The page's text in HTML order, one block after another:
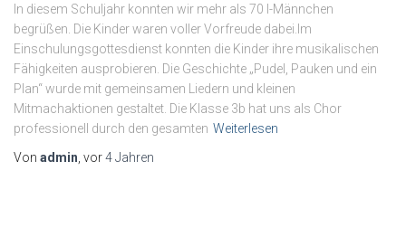
In diesem Schuljahr konnten wir mehr als 70 I-Männchen
begrüßen. Die Kinder waren voller Vorfreude dabei.Im
Einschulungsgottesdienst konnten die Kinder ihre musikalischen
Fähigkeiten ausprobieren. Die Geschichte „Pudel, Pauken und ein
Plan“ wurde mit gemeinsamen Liedern und kleinen
Mitmachaktionen gestaltet. Die Klasse 3b hat uns als Chor
professionell durch den gesamten Weiterlesen
Von admin , vor4 Jahren